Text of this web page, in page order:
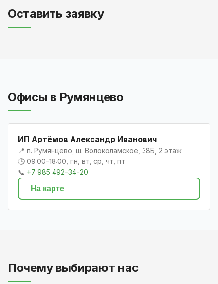
Оставить заявку
Офисы в Румянцево
ИП Артёмов Александр Иванович
📍 п. Румянцево, ш. Волоколамское, 38Б, 2 этаж
🕒 09:00-18:00, пн, вт, ср, чт, пт
📞 +7 985 492-34-20
На карте
Почему выбирают нас